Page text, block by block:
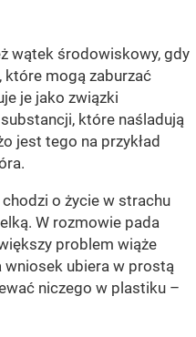
wątek środowiskowy, gdy
mogą zaburzać
je jako związki
które naśladują
jest tego na przykład
o życie w strachu
W rozmowie pada
problem wiąże
ubiera w prostą
niczego w plastiku –